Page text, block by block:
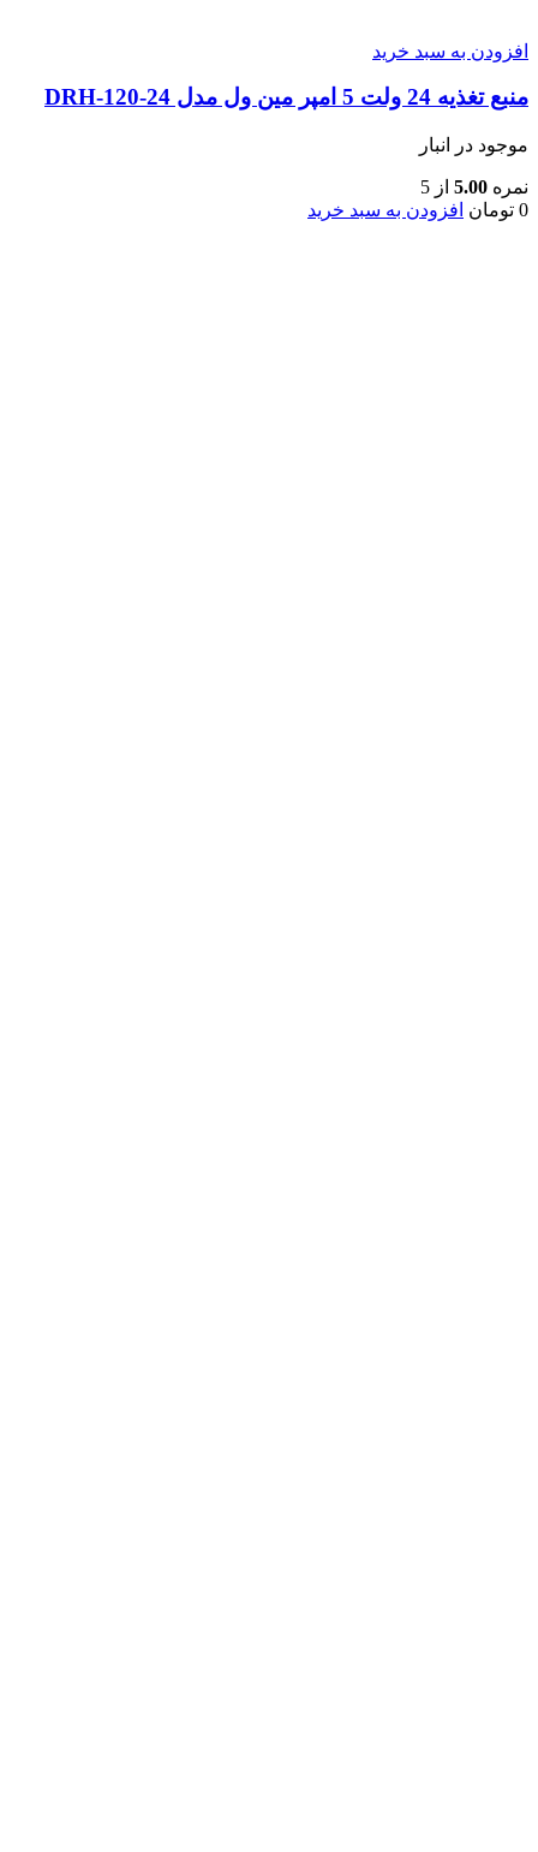
افزودن به سبد خرید
منبع تغذیه 24 ولت 5 امپر مین ول مدل DRH-120-24
موجود در انبار
نمره 5.00 از 5
0 تومان افزودن به سبد خرید